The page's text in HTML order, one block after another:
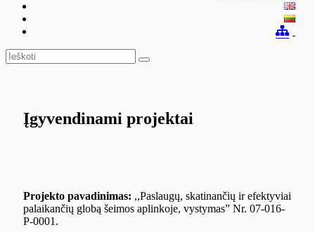
Search
for:
Search
Įgyvendinami projektai
Projekto pavadinimas: ,,Paslaugų, skatinančių ir efektyviai
palaikančių globą šeimos aplinkoje, vystymas” Nr. 07-016-
P-0001.